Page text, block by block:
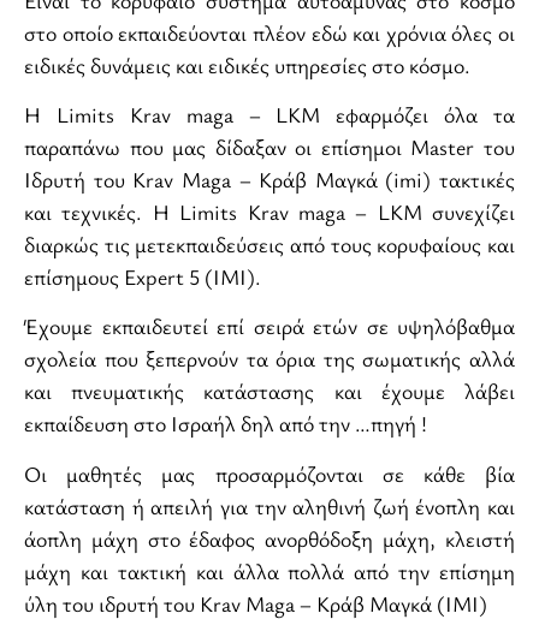
στο οποίο εκπαιδεύονται πλέον εδώ και χρόνια όλες οι
ειδικές δυνάμεις και ειδικές υπηρεσίες στο κόσμο.
Η Limits Krav maga – LKM εφαρμόζει όλα τα
παραπάνω που μας δίδαξαν οι επίσημοι Master του
Ιδρυτή του Krav Maga – Κράβ Μαγκά (imi) τακτικές
και τεχνικές. Η Limits Krav maga – LKM συνεχίζει
διαρκώς τις μετεκπαιδεύσεις από τους κορυφαίους και
επίσημους Expert 5 (ΙΜΙ).
Έχουμε εκπαιδευτεί επί σειρά ετών σε υψηλόβαθμα
σχολεία που ξεπερνούν τα όρια της σωματικής αλλά
και πνευματικής κατάστασης και έχουμε λάβει
εκπαίδευση στο Ισραήλ δηλ από την …πηγή !
Οι μαθητές μας προσαρμόζονται σε κάθε βία
κατάσταση ή απειλή για την αληθινή ζωή ένοπλη και
άοπλη μάχη στο έδαφος ανορθόδοξη μάχη, κλειστή
μάχη και τακτική και άλλα πολλά από την επίσημη
ύλη του ιδρυτή του Krav Maga – Κράβ Μαγκά (ΙΜΙ)